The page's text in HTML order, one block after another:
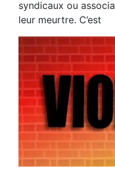
syndicaux ou
leur meurtre. C’est